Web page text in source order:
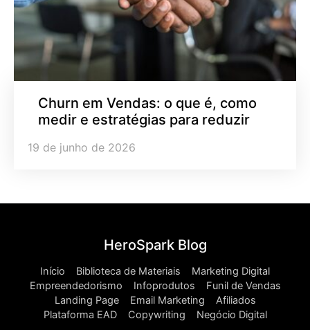
Churn em Vendas: o que é, como
medir e estratégias para reduzir
19 de junho de 2026
Início Biblioteca de Materiais
Marketing Digital
Empreendedorismo
Infoprodutos
Funil de Vendas
Landing Page
Email Marketing
Afiliados
Plataforma EAD
Copywriting Negócio Digital
HeroSpark Blog